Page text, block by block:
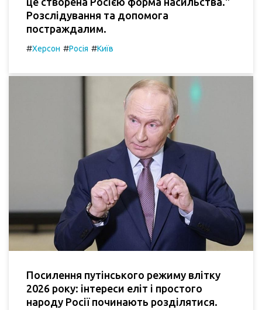
Розслідування та допомога
постраждалим.
#Херсон #Росія #Київ
Посилення путінського режиму влітку
2026 року: інтереси еліт і простого
народу Росії починають розділятися.